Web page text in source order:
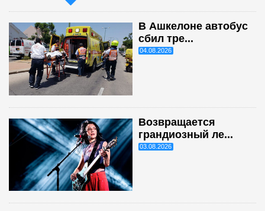
В Ашкелоне автобус
сбил тре...
04.08.2026
Возвращается
грандиозный ле...
03.08.2026